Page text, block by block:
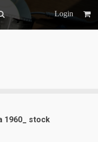
Login
1960_ stock